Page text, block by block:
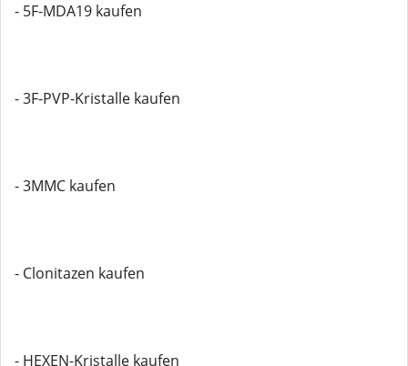
- 5F-MDA19 kaufen
- 3F-PVP-Kristalle kaufen
- 3MMC kaufen
- Clonitazen kaufen
- HEXEN-Kristalle kaufen